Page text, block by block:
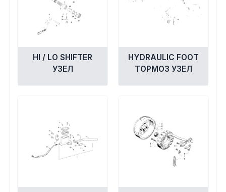
HI / LO SHIFTER
УЗЕЛ
HYDRAULIC FOOT
ТОРМОЗ УЗЕЛ